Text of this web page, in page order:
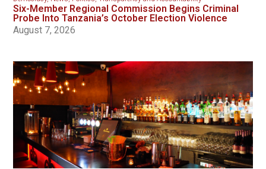
Six-Member Regional Commission Begins Criminal
Probe Into Tanzania’s October Election Violence
August 7, 2026